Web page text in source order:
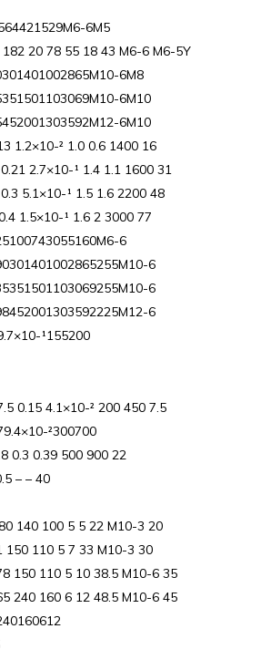
6M5
20 78 55 18 43 M6-6 M6-5Y
6M8
6M10
6M10
1.2×10-² 1.0 0.6 1400 16
2.7×10-¹ 1.4 1.1 1600 31
5.1×10-¹ 1.5 1.6 2200 48
1.5×10-¹ 1.6 2 3000 77
6
6
6
6
¹155200
0.15 4.1×10-² 200 450 7.5
²300700
0.3 0.39 500 900 22
– – 40
140 100 5 5 22 M10-3 20
150 110 5 7 33 M10-3 30
150 110 5 10 38.5 M10-6 35
240 160 6 12 48.5 M10-6 45